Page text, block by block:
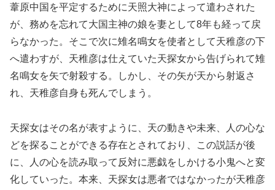
葦原中国を平定するために天照大神によって遣わされた
が、務めを忘れて大国主神の娘を妻として8年も経って戻
らなかった。そこで次に雉名鳴女を使者として天稚彦の下
へ遣わすが、天稚彦は仕えていた天探女から告げられて雉
名鳴女を矢で射殺する。しかし、その矢が天から射返さ
れ、天稚彦自身も死んでしまう。
天探女はその名が表すように、天の動きや未来、人の心な
どを探ることができる存在とされており、この説話が後
に、人の心を読み取って反対に悪戯をしかける小鬼へと変
化していった。本来、天探女は悪者ではなかったが天稚彦